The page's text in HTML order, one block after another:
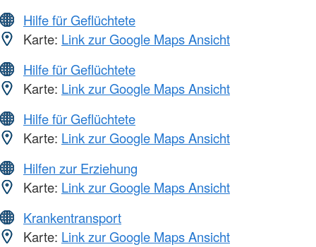
Hilfe für Geflüchtete
Karte: Link zur Google Maps Ansicht
Hilfe für Geflüchtete
Karte: Link zur Google Maps Ansicht
Hilfe für Geflüchtete
Karte: Link zur Google Maps Ansicht
Hilfen zur Erziehung
Karte: Link zur Google Maps Ansicht
Krankentransport
Karte: Link zur Google Maps Ansicht